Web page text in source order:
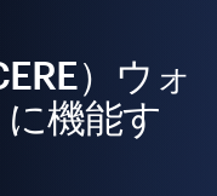
）ウォ
機能す